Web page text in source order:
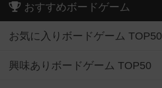
おすすめボードゲーム
お気に入りボードゲーム TOP50
興味ありボードゲーム TOP50